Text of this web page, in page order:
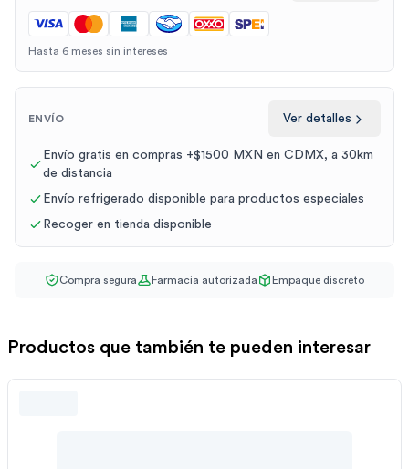
Hasta 6 meses sin intereses
ENVÍO Ver detalles
Envío gratis en compras +$1500 MXN en CDMX, a 30km
de distancia
Envío refrigerado disponible para productos especiales
Recoger en tienda disponible
Compra segura Farmacia autorizada Empaque discreto
Productos que también te pueden interesar